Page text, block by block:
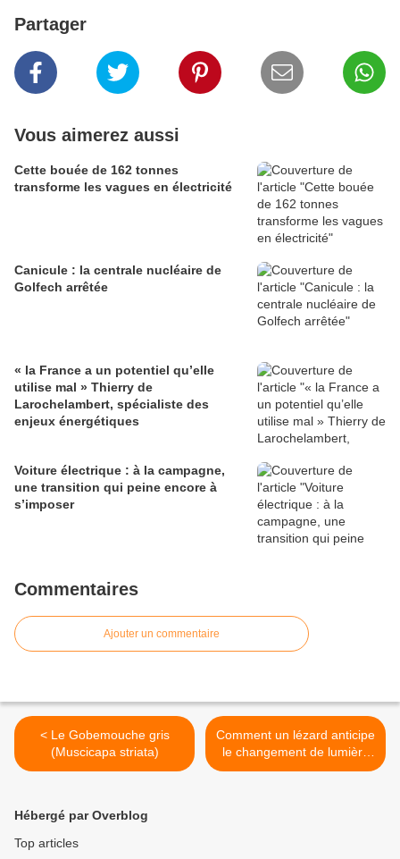
Partager
Vous aimerez aussi
Cette bouée de 162 tonnes
transforme les vagues en électricité
Canicule : la centrale nucléaire de
Golfech arrêtée
« la France a un potentiel qu’elle
utilise mal » Thierry de
Larochelambert, spécialiste des
enjeux énergétiques
Voiture électrique : à la campagne,
une transition qui peine encore à
s’imposer
Commentaires
Ajouter un commentaire
< Le Gobemouche gris
(Muscicapa striata)
Comment un lézard anticipe
le changement de lumière
pour échapper à ses
Hébergé par Overblog
Top articles